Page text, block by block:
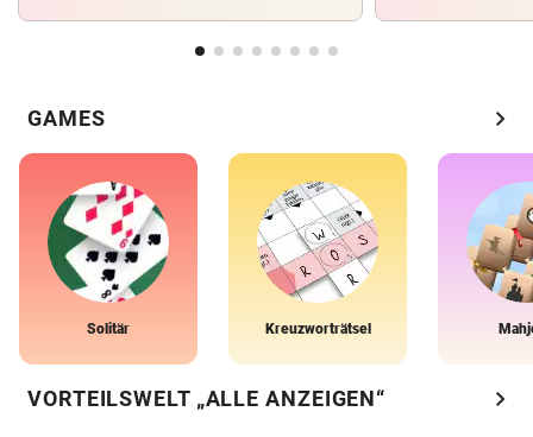
GAMES chevron_right
Solitär Kreuzworträtsel
VORTEILSWELT „ALLE ANZEIGEN“ chevron_right